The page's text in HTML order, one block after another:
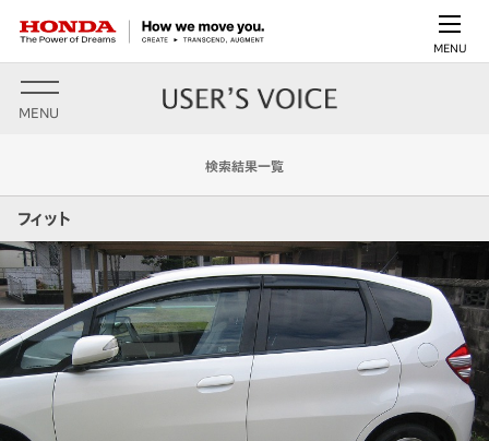
MENU
MENU
検索結果一覧
フィット